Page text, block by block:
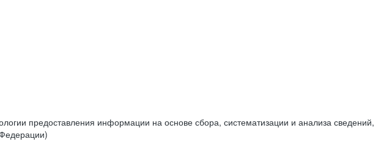
предоставления информации на основе сбора, систематизации и анализа сведений,